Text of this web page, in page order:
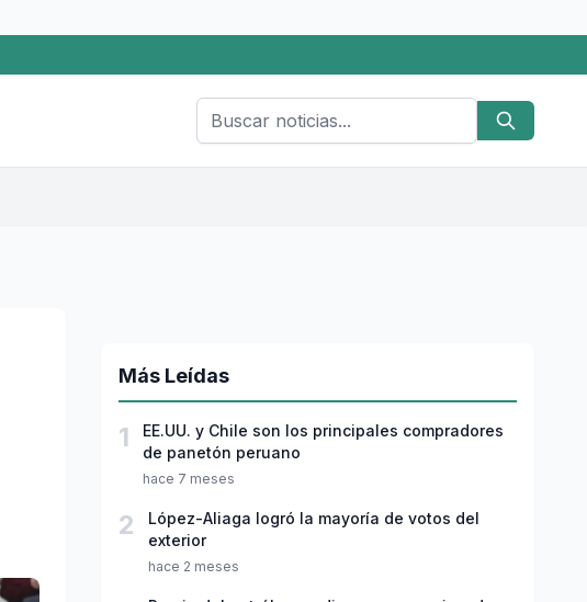
Más Leídas
1
EE.UU. y Chile son los principales compradores
de panetón peruano
hace 7 meses
2
López-Aliaga logró la mayoría de votos del
exterior
hace 2 meses